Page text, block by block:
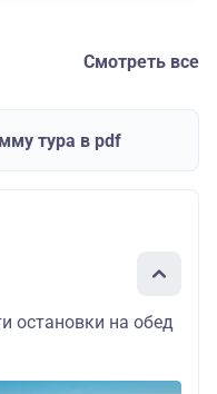
Смотреть все
тура в pdf
остановки на обед